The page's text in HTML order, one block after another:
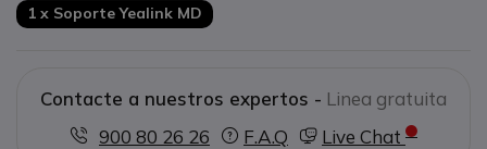
1 x Soporte Yealink MD
Contacte a nuestros expertos - Linea gratuita
900 80 26 26
F.A.Q Live Chat